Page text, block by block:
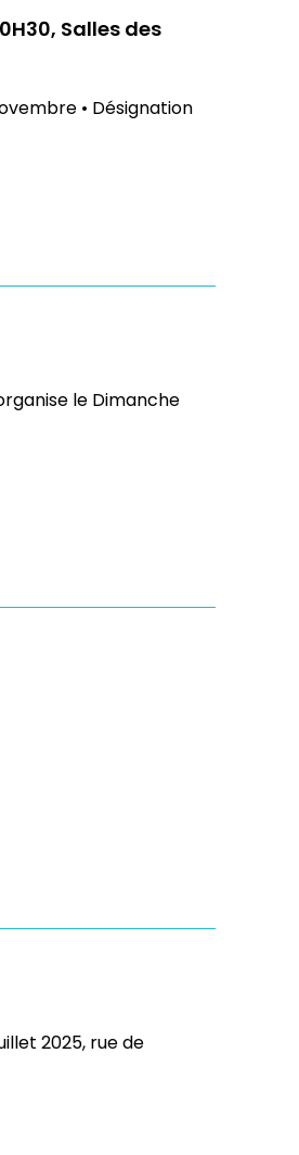
Salles des
• Désignation
le Dimanche
2025, rue de